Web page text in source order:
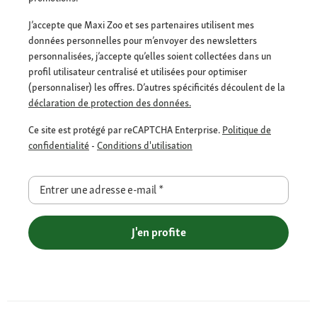
J’accepte que Maxi Zoo et ses partenaires utilisent mes
données personnelles pour m’envoyer des newsletters
personnalisées, j’accepte qu’elles soient collectées dans un
profil utilisateur centralisé et utilisées pour optimiser
(personnaliser) les offres. D’autres spécificités découlent de la
déclaration de protection des données.
Ce site est protégé par reCAPTCHA Enterprise. Politique de
confidentialité - Conditions d'utilisation
Entrer une adresse e-mail*
J'en profite